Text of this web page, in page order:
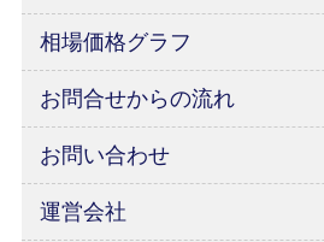
相場価格グラフ
お問合せからの流れ
お問い合わせ
運営会社